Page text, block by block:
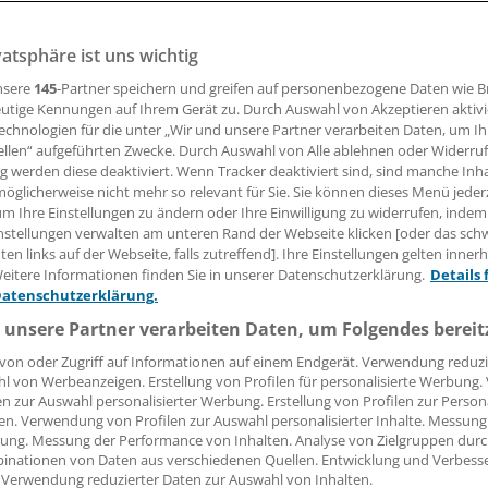
Generika für den Klinikmarkt, ist 2011 in die
17:35 Uhr
hatte in den vergangenen Jahren hohe
getätigt. Zudem blieben 2010 im Zuge der
und vor Steuern 226.000 Euro Verlust.
sich die Marktlage wieder entspannt. 2011 habe man
einwerben können als geplant. Das Ergebnis der
positiv".
ist uns wichtig
145-Partner speichern und greifen auf personenbezogene Daten wie
Kennungen auf Ihrem Gerät zu. Durch Auswahl von Akzeptieren
für die unter „Wir und unsere Partner verarbeiten Daten, um
aufgeführten Zwecke. Durch Auswahl von Alle ablehnen oder
werden diese deaktiviert. Wenn Tracker deaktiviert sind, sind manche
nicht mehr so relevant für Sie. Sie können dieses Menü
Ihre Einstellungen zu ändern oder Ihre Einwilligung zu widerrufen, indem
verwalten am unteren Rand der Webseite klicken [oder das
links auf der Webseite, falls zutreffend]. Ihre Einstellungen gelten
Informationen finden Sie in unserer Datenschutzerklärung. Details
Partner verarbeiten Daten, um Folgendes
oder Zugriff auf Informationen auf einem Endgerät. Verwendung
von Werbeanzeigen. Erstellung von Profilen für personalisierte
zur Auswahl personalisierter Werbung. Erstellung von Profilen zur
Verwendung von Profilen zur Auswahl personalisierter Inhalte.
Messung der Performance von Inhalten. Analyse von Zielgruppen
von Daten aus verschiedenen Quellen. Entwicklung und
reduzierter Daten zur Auswahl von Inhalten.